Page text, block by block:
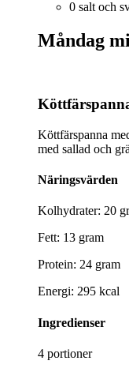
0 salt och
Måndag
Köttfärspanna
med sallad och
Näringsvärden
Kolhydrater: 20
Fett: 13 gram
Protein: 24 gram
Energi: 295 kcal
Ingredienser
4 portioner